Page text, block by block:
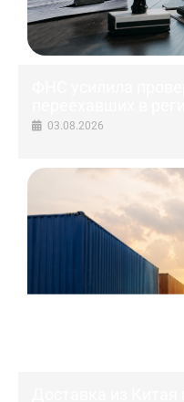
03.08.2026